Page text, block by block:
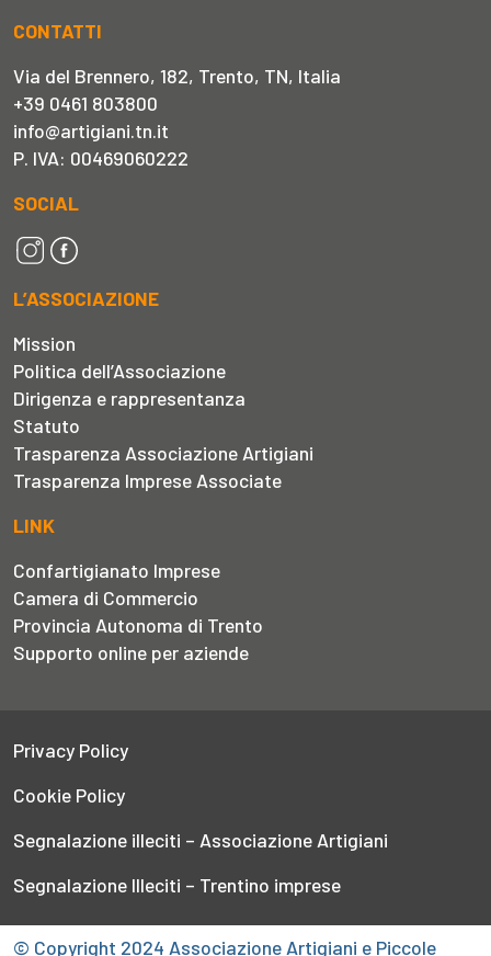
CONTATTI
Via del Brennero, 182, Trento, TN, Italia
+39 0461 803800
info@artigiani.tn.it
P. IVA: 00469060222
SOCIAL
L’ASSOCIAZIONE
Mission
Politica dell’Associazione
Dirigenza e rappresentanza
Statuto
Trasparenza Associazione Artigiani
Trasparenza Imprese Associate
LINK
Confartigianato Imprese
Camera di Commercio
Provincia Autonoma di Trento
Supporto online per aziende
Privacy Policy
Cookie Policy
Segnalazione illeciti – Associazione Artigiani
Segnalazione Illeciti – Trentino imprese
© Copyright 2024 Associazione Artigiani e Piccole